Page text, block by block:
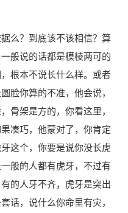
么？到底该不该相信？算
般说的话都是模棱两可的
根本不说长什么样。或者
脸你算的不准，他会说，
骨架是方的，你看这里，
凑巧，他蒙对了，你肯定
这个，你要是说你没长虎
般的人都有虎牙，不过有
的人牙不齐，虎牙是突出
话，说什么你命里有灾，